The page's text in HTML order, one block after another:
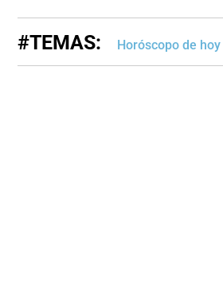
#TEMAS: Horóscopo de hoy